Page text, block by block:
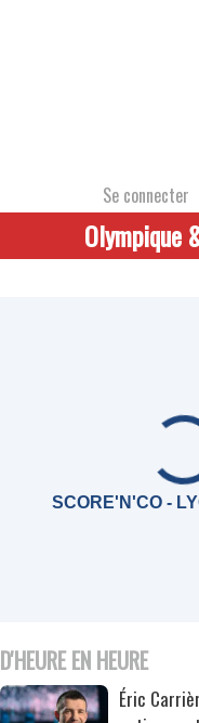
Se connecter
Olympique
SCORE'N'CO -
D'HEURE EN HEURE
Éric